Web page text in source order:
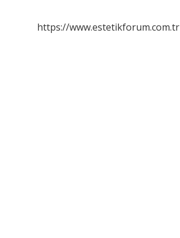
https://www.estetikforum.com.tr